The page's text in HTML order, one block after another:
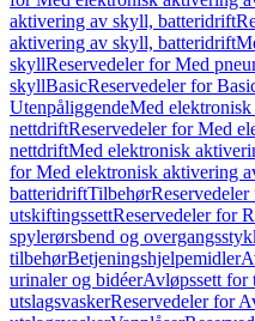
aktivering av skyll, batteridrift
aktivering av skyll, batteridrift
skyllReservedeler for Med
skyllBasicReservedeler for
UtenpåliggendeMed
nettdriftReservedeler for Med
nettdriftMed elektronisk
for Med elektronisk aktivering
batteridriftTilbehør
utskiftingssettReservedeler for
spylerørsbend og
tilbehørBetjeningshjelpemidler
urinaler og bidéerAvløpssett for
utslagsvaskerReservedeler for